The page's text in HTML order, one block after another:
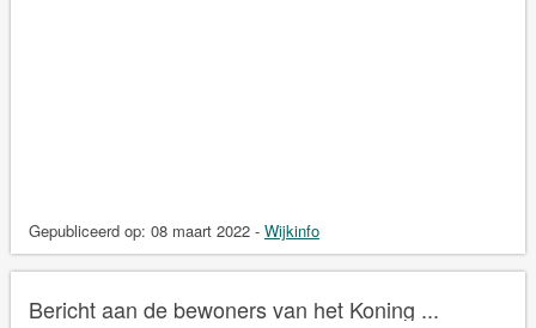
Gepubliceerd op: 08 maart 2022 - Wijkinfo
Bericht aan de bewoners van het Koning ...